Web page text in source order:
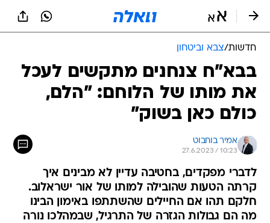
חדשות/צבא וביטחון
בבא"ח צנחנים מתקשים לעכל
את מותו של הלוחם: "הלם,
כולם כאן בשוק"
אמיר בוחבוט
27.6.2023 / 10:23
לדברי מפקדים, בחטיבה עדיין לא מבינים איך
קרתה הטעות שהובילה למותו של אור ישראלוב.
חלקם תהו אם החיילים שהשתתפו באימון הבינו
מה הם גבולות הגזרה של התרגיל, שבמהלכו נורה